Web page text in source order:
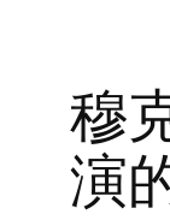
穆
演